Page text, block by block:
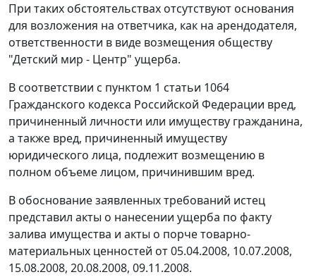
При таких обстоятельствах отсутствуют основания
для возложения на ответчика, как на арендодателя,
ответственности в виде возмещения обществу
"Детский мир - Центр" ущерба.
В соответствии с пунктом 1 статьи 1064
Гражданского кодекса Российской Федерации вред,
причиненный личности или имуществу гражданина,
а также вред, причиненный имуществу
юридического лица, подлежит возмещению в
полном объеме лицом, причинившим вред.
В обоснование заявленных требований истец
представил акты о нанесении ущерба по факту
залива имущества и акты о порче товарно-
материальных ценностей от 05.04.2008, 10.07.2008,
15.08.2008, 20.08.2008, 09.11.2008.